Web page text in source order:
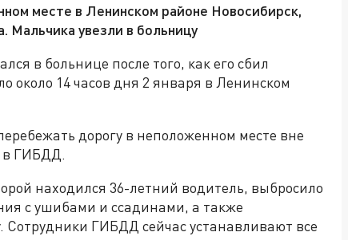
месте в Ленинском районе Новосибирск,
Мальчика увезли в больницу
в больнице после того, как его сбил
около 14 часов дня 2 января в Ленинском
дорогу в неположенном месте вне
в ГИБДД.
находился 36-летний водитель, выбросило
с ушибами и ссадинами, а также
Сотрудники ГИБДД сейчас устанавливают все